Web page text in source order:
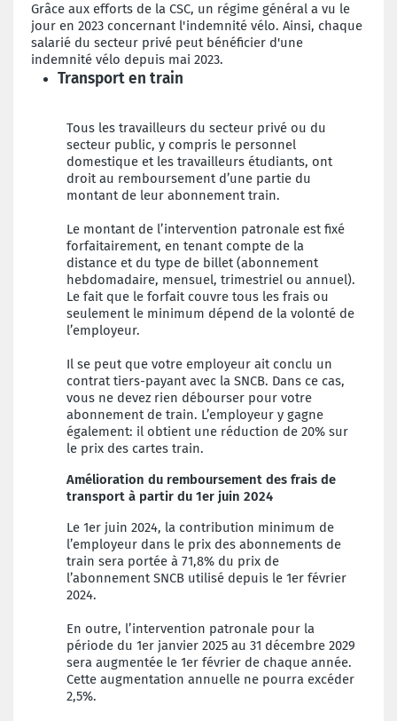
Grâce aux efforts de la CSC, un régime général a vu le
jour en 2023 concernant l'indemnité vélo. Ainsi, chaque
salarié du secteur privé peut bénéficier d'une
indemnité vélo depuis mai 2023.
Transport en train
Tous les travailleurs du secteur privé ou du
secteur public, y compris le personnel
domestique et les travailleurs étudiants, ont
droit au remboursement d’une partie du
montant de leur abonnement train.
Le montant de l’intervention patronale est fixé
forfaitairement, en tenant compte de la
distance et du type de billet (abonnement
hebdomadaire, mensuel, trimestriel ou annuel).
Le fait que le forfait couvre tous les frais ou
seulement le minimum dépend de la volonté de
l’employeur.
Il se peut que votre employeur ait conclu un
contrat tiers-payant avec la SNCB. Dans ce cas,
vous ne devez rien débourser pour votre
abonnement de train. L’employeur y gagne
également: il obtient une réduction de 20% sur
le prix des cartes train.
Amélioration du remboursement des frais de
transport à partir du 1er juin 2024
Le 1er juin 2024, la contribution minimum de
l’employeur dans le prix des abonnements de
train sera portée à 71,8% du prix de
l’abonnement SNCB utilisé depuis le 1er février
2024.
En outre, l’intervention patronale pour la
période du 1er janvier 2025 au 31 décembre 2029
sera augmentée le 1er février de chaque année.
Cette augmentation annuelle ne pourra excéder
2,5%.